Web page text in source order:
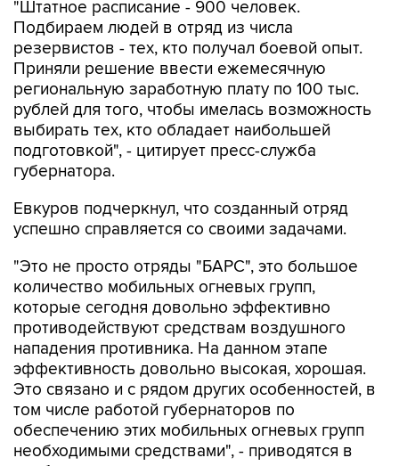
резервистов - тех, кто получал боевой опыт.
Приняли решение ввести ежемесячную
региональную заработную плату по 100 тыс.
рублей для того, чтобы имелась возможность
выбирать тех, кто обладает наибольшей
подготовкой", - цитирует пресс-служба
губернатора.
Евкуров подчеркнул, что созданный отряд
"Это не просто отряды "БАРС", это большое
которые сегодня довольно эффективно
противодействуют средствам воздушного
нападения противника. На данном этапе
эффективность довольно высокая, хорошая.
Это связано и с рядом других особенностей, в
том числе работой губернаторов по
обеспечению этих мобильных огневых групп
необходимыми средствами", - приводятся в
сообщении слова заместителя министра
обороны РФ.